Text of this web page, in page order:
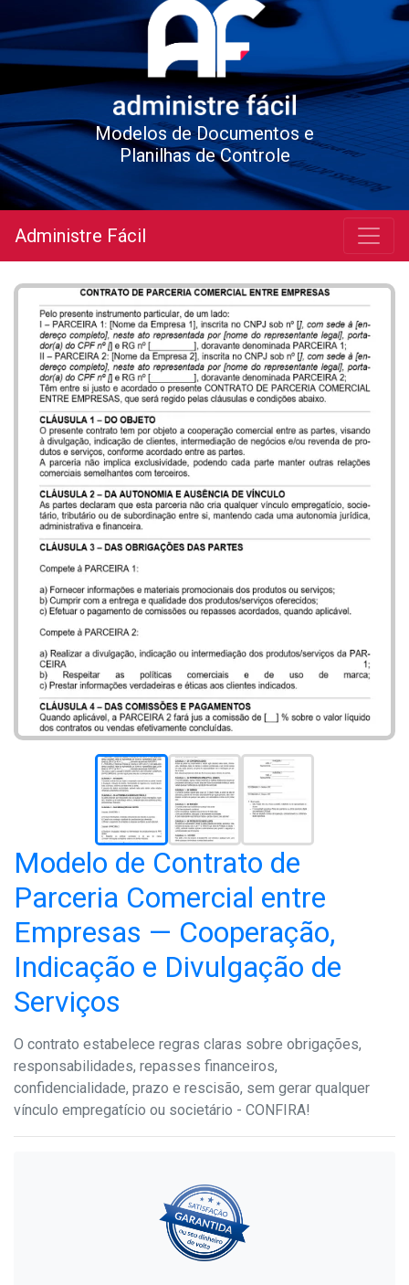
Modelos de Documentos e
Planilhas de Controle
Administre Fácil
Modelo de Contrato de
Parceria Comercial entre
Empresas — Cooperação,
Indicação e Divulgação de
Serviços
O contrato estabelece regras claras sobre obrigações,
responsabilidades, repasses financeiros,
confidencialidade, prazo e rescisão, sem gerar qualquer
vínculo empregatício ou societário - CONFIRA!